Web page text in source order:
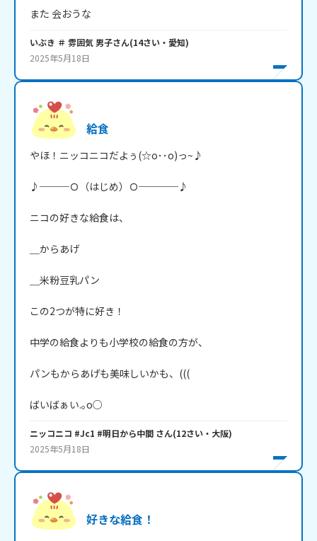
また 会おうな
いぶき ＃ 雰囲気 男子さん(14さい・ 愛知)
2025年5月18日
給食
やほ！ニッコニコだよぅ(☆o･･o)っ~♪
♪───Ｏ（はじめ）Ｏ────♪
ニコの好きな給食は、
＿からあげ
＿米粉豆乳パン
この2つが特に好き！
中学の給食よりも小学校の給食の方が、
パンもからあげも美味しいかも、(((
ばいばぁい.｡o○
ニッコニコ #Jc1 #明日から中間 さん(12さい・ 大阪)
2025年5月18日
好きな給食！